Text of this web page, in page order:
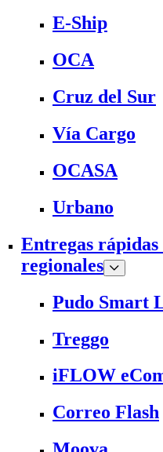
E-Ship
OCA
Cruz del Sur
Vía Cargo
OCASA
Urbano
Entregas rápidas
regionales
Pudo Smart
Treggo
iFLOW
Correo Flash